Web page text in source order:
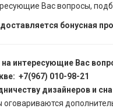
Вас вопросы,
бонусная
интересующие Вас
+7(967) 010-98-21
дизайнеров и
оговариваются